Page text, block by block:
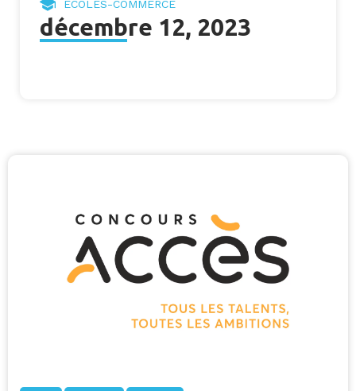
ECOLES-COMMERCE
décembre 12, 2023